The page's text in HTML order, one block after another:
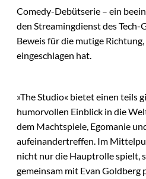
Comedy-Debütserie – ein
den Streamingdienst des Tech-
Beweis für die mutige
eingeschlagen hat.
»The Studio« bietet einen teils
humorvollen Einblick in die
dem Machtspiele, Egomanie
aufeinandertreffen. Im
nicht nur die Hauptrolle spielt,
gemeinsam mit Evan Goldberg